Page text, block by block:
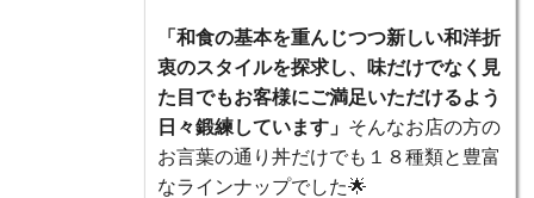
「和食の基本を重んじつつ新しい和洋折
衷のスタイルを探求し、味だけでなく見
た目でもお客様にご満足いただけるよう
日々鍛練しています」 そんなお店の方の
お言葉の通り丼だけでも１８種類と豊富
なラインナップでした🌟